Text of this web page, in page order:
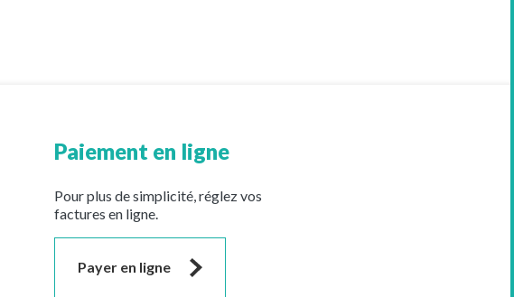
Paiement en ligne
Pour plus de simplicité, réglez vos
factures en ligne.
Payer en ligne